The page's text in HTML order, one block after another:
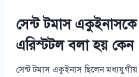
সেন্ট টমাস
এরিস্টটল বলা হয় কেন
সেন্ট টমাস একুইনাস ছিলেন মধ্যযুগীয়